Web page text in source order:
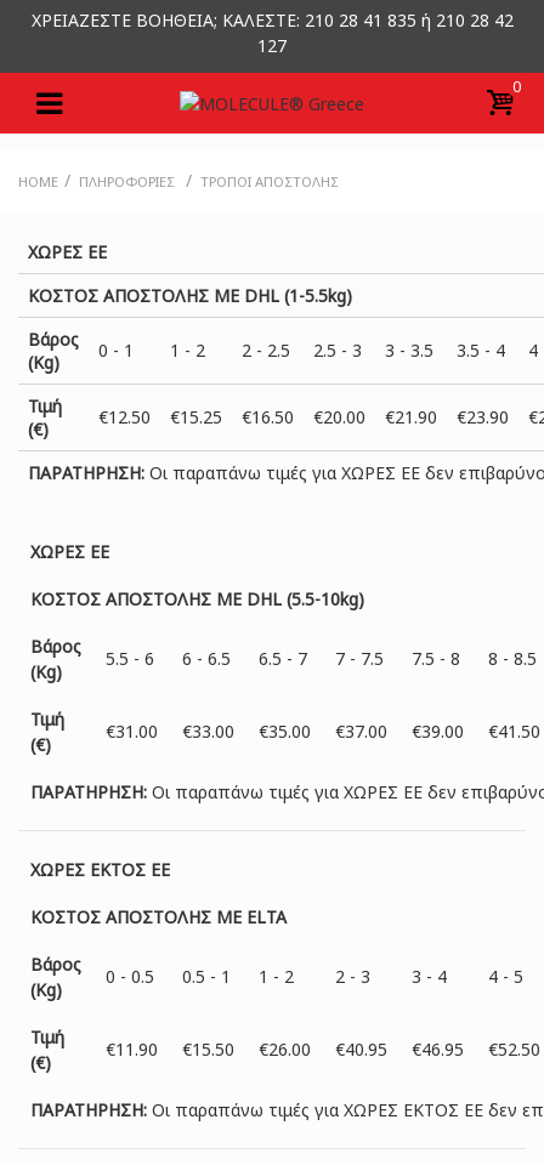
ΧΡΕΙΑΖΕΣΤΕ ΒΟΗΘΕΙΑ; ΚΑΛΕΣΤΕ: 210 28 41 835 ή 210 28 42
127
0
HOME / ΠΛΗΡΟΦΟΡΊΕΣ / ΤΡΌΠΟΙ ΑΠΟΣΤΟΛΉΣ
ΧΩΡΕΣ ΕΕ
ΚΟΣΤΟΣ ΑΠΟΣΤΟΛΗΣ ΜΕ DHL (1-5.5kg)
ΠΑΡΑΤΗΡΗΣΗ: Oι παραπάνω τιμές για ΧΩΡΕΣ ΕΕ δεν
Βάρος
(Kg)
0 - 1 1 - 2 2 - 2.5 2.5 - 3 3 - 3.5 3.5 - 4 4
Τιμή
(€)
€12.50 €15.25 €16.50 €20.00 €21.90 €23.90
ΧΩΡΕΣ ΕΕ
ΚΟΣΤΟΣ ΑΠΟΣΤΟΛΗΣ ΜΕ DHL (5.5-10kg)
ΠΑΡΑΤΗΡΗΣΗ: Oι παραπάνω τιμές για ΧΩΡΕΣ ΕΕ δεν
Βάρος
(Kg)
5.5 - 6 6 - 6.5 6.5 - 7 7 - 7.5 7.5 - 8 8 - 8.5
Τιμή
(€)
€31.00 €33.00 €35.00 €37.00 €39.00 €41.50
ΧΩΡΕΣ ΕΚΤΟΣ ΕΕ
ΚΟΣΤΟΣ ΑΠΟΣΤΟΛΗΣ ΜΕ ELTA
ΠΑΡΑΤΗΡΗΣΗ: Oι παραπάνω τιμές για ΧΩΡΕΣ ΕΚΤΟΣ ΕΕ δεν
Βάρος
(Kg)
0 - 0.5 0.5 - 1 1 - 2 2 - 3 3 - 4 4 - 5
Τιμή
(€)
€11.90 €15.50 €26.00 €40.95 €46.95 €52.50